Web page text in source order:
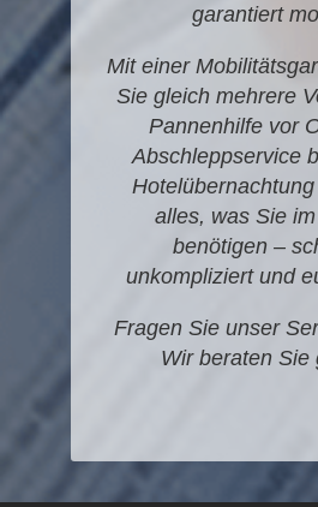
garantiert
Mit einer
Sie gleich mehrere
Pannenhilfe vor
Abschleppservice
alles, was Sie
benötigen –
unkompliziert und
Fragen Sie unser
Wir beraten Sie